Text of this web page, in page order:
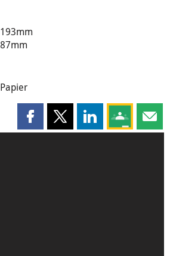
193mm
87mm
Papier
Partager cette page sur
Partager cette page sur X
Partager cette
Partagez